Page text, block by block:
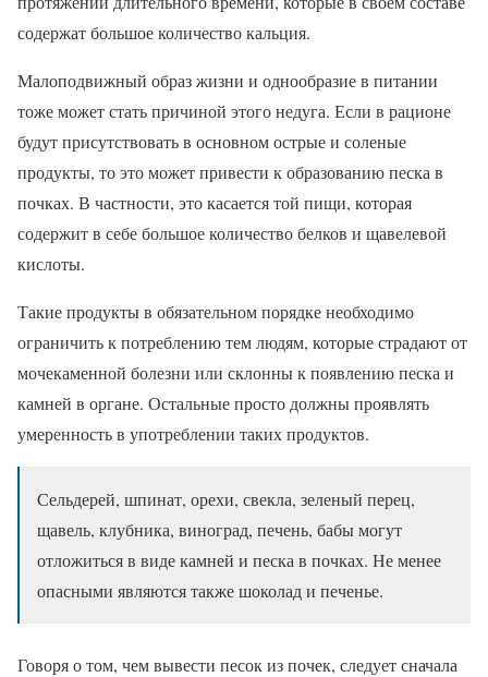
содержат большое количество кальция.
Малоподвижный образ жизни и однообразие в питании
тоже может стать причиной этого недуга. Если в рационе
будут присутствовать в основном острые и соленые
продукты, то это может привести к образованию песка в
почках. В частности, это касается той пищи, которая
содержит в себе большое количество белков и щавелевой
кислоты.
Такие продукты в обязательном порядке необходимо
ограничить к потреблению тем людям, которые страдают от
мочекаменной болезни или склонны к появлению песка и
камней в органе. Остальные просто должны проявлять
умеренность в употреблении таких продуктов.
Сельдерей, шпинат, орехи, свекла, зеленый перец,
щавель, клубника, виноград, печень, бабы могут
отложиться в виде камней и песка в почках. Не менее
опасными являются также шоколад и печенье.
Говоря о том, чем вывести песок из почек, следует сначала